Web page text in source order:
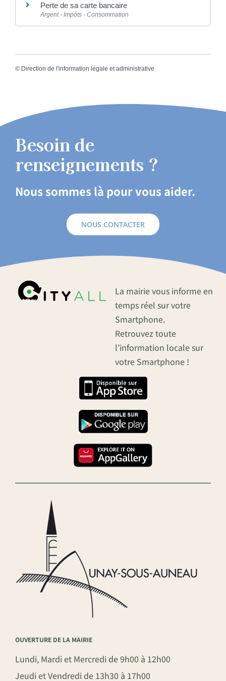
Perte de sa carte bancaire
Argent - Impôts - Consommation
© Direction de l'information légale et administrative
Besoin de
renseignements ?
Nous sommes là pour vous aider.
NOUS CONTACTER
La mairie vous informe en
temps réel sur votre
Smartphone.
Retrouvez toute
l’information locale sur
votre Smartphone !
OUVERTURE DE LA MAIRIE
Lundi, Mardi et Mercredi de 9h00 à 12h00
Jeudi et Vendredi de 13h30 à 17h00